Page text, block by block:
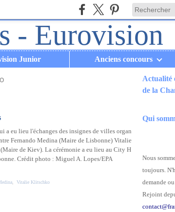
Junior Anciens concours
a eu lieu l'échanges des insignes de villes organ
Fernando Medina (Maire de Lisbonne) Vitalie
de Kiev). La cérémonie a eu lieu au City H
Crédit photo : Miguel A. Lopes/EPA
Vitalie Klitschko
Actualité
de la
Qui
Nous
toujours.
demande
Rejoint